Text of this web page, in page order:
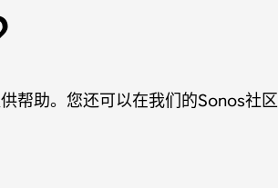
帮助。您还可以在我们的Sonos社区